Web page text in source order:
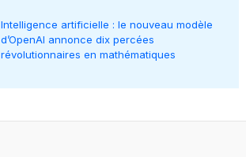
Intelligence artificielle : le nouveau modèle
d’OpenAI annonce dix percées
révolutionnaires en mathématiques